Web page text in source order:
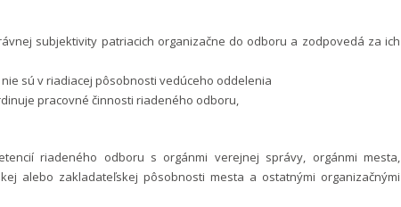
subjektivity patriacich organizačne do odboru a zodpovedá za ich
sú v riadiacej pôsobnosti vedúceho oddelenia
pracovné činnosti riadeného odboru,
riadeného odboru s orgánmi verejnej správy, orgánmi mesta,
alebo zakladateľskej pôsobnosti mesta a ostatnými organizačnými